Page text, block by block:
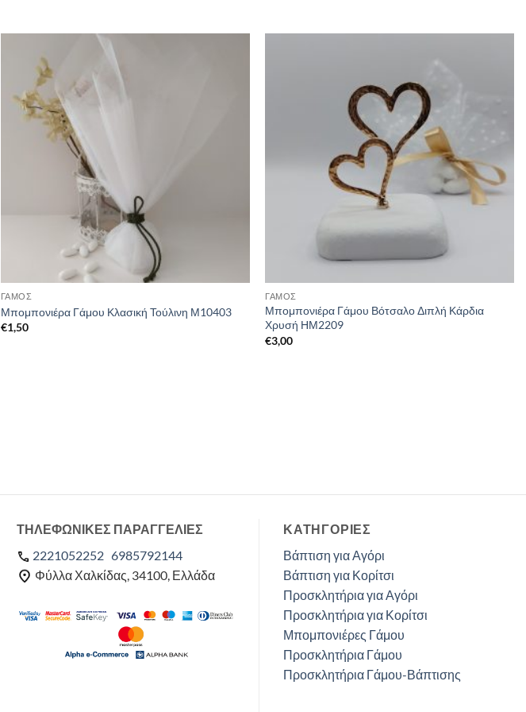
ΓΑΜΟΣ
Μπομπονιέρα Γάμου Κλασική Τούλινη Μ10403
€1,50
ΓΑΜΟΣ
Μπομπονιέρα Γάμου Βότσαλο Διπλή Κάρδια
Χρυσή ΗΜ2209
€3,00
ΤΗΛΕΦΩΝΙΚΕΣ ΠΑΡΑΓΓΕΛΙΕΣ
2221052252 6985792144
Φύλλα Χαλκίδας, 34100, Ελλάδα
ΚΑΤΗΓΟΡΊΕΣ
Βάπτιση για Αγόρι
Βάπτιση για Κορίτσι
Προσκλητήρια για Αγόρι
Προσκλητήρια για Κορίτσι
Μπομπονιέρες Γάμου
Προσκλητήρια Γάμου
Προσκλητήρια Γάμου-Βάπτισης